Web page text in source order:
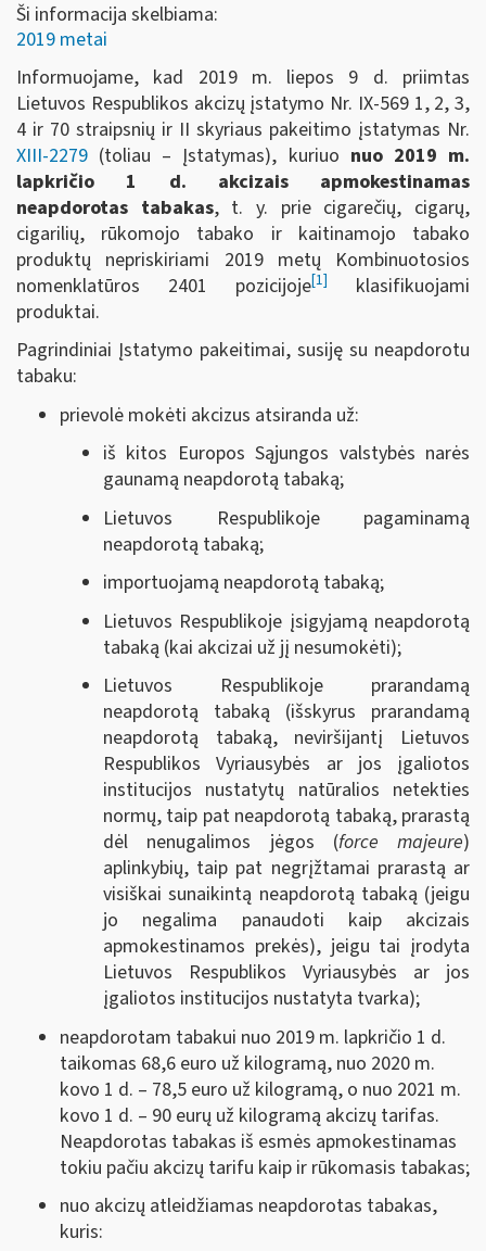
Ši informacija skelbiama:
2019 metai
Informuojame, kad 2019 m. liepos 9 d. priimtas
Lietuvos Respublikos akcizų įstatymo Nr. IX-569 1, 2, 3,
4 ir 70 straipsnių ir II skyriaus pakeitimo įstatymas Nr.
XIII-2279 (toliau ‒ Įstatymas), kuriuo nuo 2019 m.
lapkričio 1 d. akcizais apmokestinamas
neapdorotas tabakas, t. y. prie cigarečių, cigarų,
cigarilių, rūkomojo tabako ir kaitinamojo tabako
produktų nepriskiriami 2019 metų Kombinuotosios
nomenklatūros 2401 pozicijoje[1]
klasifikuojami
produktai.
Pagrindiniai Įstatymo pakeitimai, susiję su neapdorotu
tabaku:
prievolė mokėti akcizus atsiranda už:
iš kitos Europos Sąjungos valstybės narės
gaunamą neapdorotą tabaką;
Lietuvos Respublikoje pagaminamą
neapdorotą tabaką;
importuojamą neapdorotą tabaką;
Lietuvos Respublikoje įsigyjamą neapdorotą
tabaką (kai akcizai už jį nesumokėti);
Lietuvos Respublikoje prarandamą
neapdorotą tabaką (išskyrus prarandamą
neapdorotą tabaką, neviršijantį Lietuvos
Respublikos Vyriausybės ar jos įgaliotos
institucijos nustatytų natūralios netekties
normų, taip pat neapdorotą tabaką, prarastą
dėl nenugalimos jėgos (force majeure)
aplinkybių, taip pat negrįžtamai prarastą ar
visiškai sunaikintą neapdorotą tabaką (jeigu
jo negalima panaudoti kaip akcizais
apmokestinamos prekės), jeigu tai įrodyta
Lietuvos Respublikos Vyriausybės ar jos
įgaliotos institucijos nustatyta tvarka);
neapdorotam tabakui nuo 2019 m. lapkričio 1 d.
taikomas 68,6 euro už kilogramą, nuo 2020 m.
kovo 1 d. ‒ 78,5 euro už kilogramą, o nuo 2021 m.
kovo 1 d. ‒ 90 eurų už kilogramą akcizų tarifas.
Neapdorotas tabakas iš esmės apmokestinamas
tokiu pačiu akcizų tarifu kaip ir rūkomasis tabakas;
nuo akcizų atleidžiamas neapdorotas tabakas,
kuris: